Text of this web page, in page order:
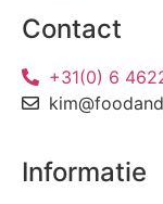
Contact
+31(0) 6
Informatie